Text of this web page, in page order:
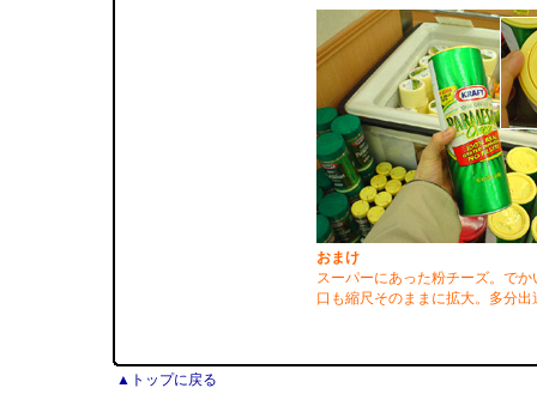
おまけ
スーパーにあった粉チーズ。でか
口も縮尺そのままに拡大。多分出
▲トップに戻る